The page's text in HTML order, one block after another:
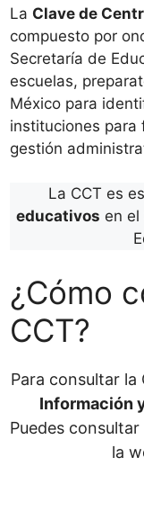
La Clave de
compuesto por
Secretaría de
escuelas,
México para
instituciones para
gestión
La CCT es
educativos en el
¿Cómo
CCT?
Para consultar la
Información
Puedes
la